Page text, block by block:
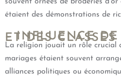
souvent ornées de broderies d’or
étaient des démonstrations de
– INFLUENCE
ET DES
La religion jouait un rôle crucial
mariages étaient souvent
alliances politiques ou